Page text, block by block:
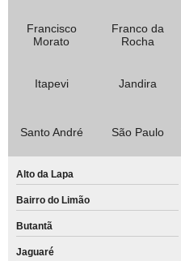
Francisco
Morato
Franco da
Rocha
Itapevi Jandira
Santo André São Paulo
Alto da Lapa
Bairro do Limão
Butantã
Jaguaré